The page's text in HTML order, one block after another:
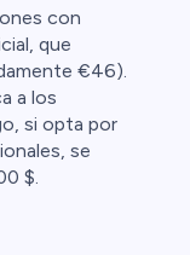
con
que
€46).
a los
si opta por
se
$.